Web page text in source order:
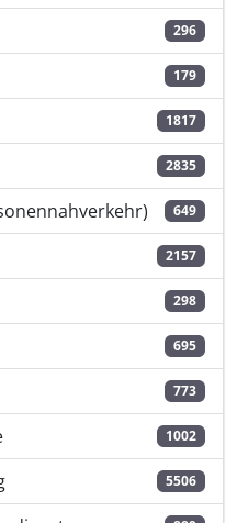
296
179
1817
2835
649
2157
298
695
773
1002
5506